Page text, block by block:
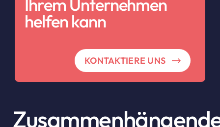
helfen kann
KONTAKTIERE UNS